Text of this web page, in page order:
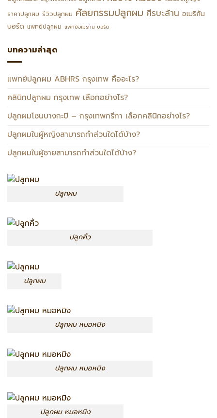
ราคาปลูกผม รีวิวปลูกผม ศัลยกรรมปลูกผม ศีรษะล้าน อเมริกัน
บอร์ด แพทย์ปลูกผม แพทย์อเมริกัน บอร์ด
บทความล่าสุด
แพทย์ปลูกผม ABHRS กรุงเทพ คืออะไร?
คลินิกปลูกผม กรุงเทพ เลือกอย่างไร?
ปลูกผมโซนบางกะปิ – กรุงเทพกรีฑา เลือกคลินิกอย่างไร?
ปลูกผมในผู้หญิงสามารถทำส่วนใดได้บ้าง?
ปลูกผมในผู้ชายสามารถทำส่วนใดได้บ้าง?
ปลูกผม
ปลูกคิ้ว
ปลูกผม
ปลูกผม หมอหมิง
ปลูกผม หมอหมิง
ปลูกผม หมอหมิง